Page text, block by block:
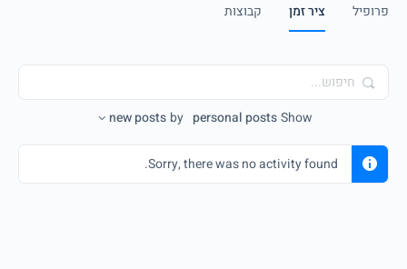
פרופיל ציר זמן קבוצות
חיפוש...
Show
personal posts
by
new posts
Sorry, there was no activity found.